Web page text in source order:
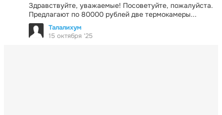
Здравствуйте, уважаемые! Посоветуйте, пожалуйста.
Предлагают по 80000 рублей две термокамеры...
Талалихум
15 октября '25